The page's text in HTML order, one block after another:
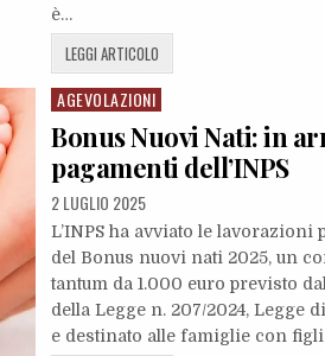
è…
LEGGI ARTICOLO
Posted
in
AGEVOLAZIONI
Bonus Nuovi Nati: in
pagamenti dell’INPS
2 LUGLIO 2025
L’INPS ha avviato le lavorazioni
del Bonus nuovi nati 2025, un
tantum da 1.000 euro previsto
della Legge n. 207/2024, Legge
e destinato alle famiglie con figli